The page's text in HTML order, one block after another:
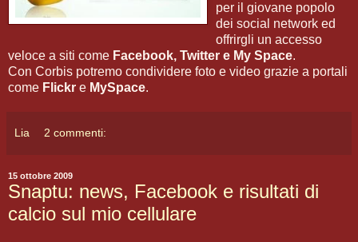
per il giovane popolo
dei social network ed
offrirgli un accesso
veloce a siti come Facebook, Twitter e My Space.
Con Corbis potremo condividere foto e video grazie a portali
come Flickr e MySpace.
Lia 2 commenti:
15 ottobre 2009
Snaptu: news, Facebook e risultati di
calcio sul mio cellulare